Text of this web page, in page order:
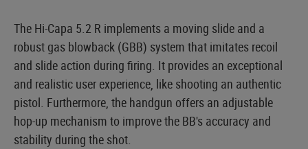
The Hi-Capa 5.2 R implements a moving slide and a
robust gas blowback (GBB) system that imitates recoil
and slide action during firing. It provides an exceptional
and realistic user experience, like shooting an authentic
pistol. Furthermore, the handgun offers an adjustable
hop-up mechanism to improve the BB's accuracy and
stability during the shot.